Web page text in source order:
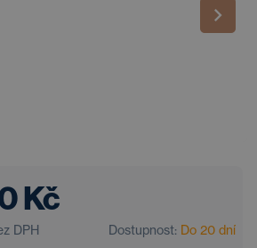
Kč
DPH Dostupnost: Do 20 dní